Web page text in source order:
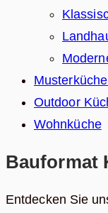
Outdoor
Wohnküche
Bauformat
Entdecken Sie